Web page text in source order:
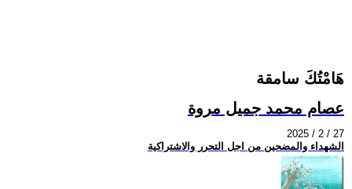
هَامْتُكَ سامقة
عصام محمد جميل مروة
2025 / 2 / 27
الشهداء والمضحين من اجل التحرر والاشتراكية